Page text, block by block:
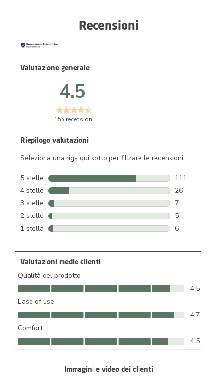
Recensioni
Riepilogo valutazioni
Seleziona una riga qui sotto per filtrare le recensioni.
5 stelle stelle
111
111
4 stelle stelle
26
26
3 stelle stelle
7
7 recensioni
2 stelle stelle
5
5 recensioni
1 stella stelle
6
Valutazione generale
4.5
155 recensioni
Valutazioni medie clienti
Qualità del prodotto
Qualità del prodotto, 4.5 su 5
4.5
Ease of use
Ease of use, 4.7 su 5
4.7
Comfort
Comfort, 4.5 su 5
4.5
Immagini e video dei clienti